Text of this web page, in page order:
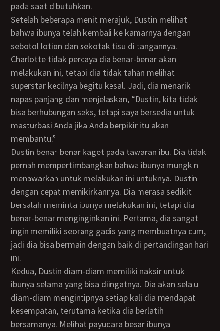
pada saat dibutuhkan.
Setelah beberapa menit merajuk, Dustin melihat
bahwa ibunya telah kembali ke kamarnya dengan
sebotol lotion dan sekotak tisu di tangannya.
Charlotte tidak percaya dia benar-benar akan
melakukan ini, tetapi dia tidak tahan melihat
superstar kecilnya begitu kesal. Jadi, dia menarik
napas panjang dan menjelaskan, “Dustin, kita tidak
bisa berhubungan seks, tetapi saya bersedia untuk
masturbasi Anda jika Anda berpikir itu akan
membantu.”
Dustin benar-benar kaget pada tawaran ibu. Dia tidak
pernah mempertimbangkan bahwa ibunya mungkin
menawarkan untuk melakukan ini untuknya. Dustin
dengan cepat memikirkannya. Dia merasa sedikit
bersalah meminta ibunya melakukan ini, tetapi dia
benar-benar menginginkan ini. Pertama, dia sangat
ingin memiliki seorang gadis yang membuatnya cum,
jadi dia bisa bermain dengan baik di pertandingan hari
ini.
Kedua, Dustin diam-diam memiliki naksir untuk
ibunya selama yang bisa diingatnya. Dia akan selalu
diam-diam mengintipnya setiap kali dia mendapat
kesempatan, terutama ketika dia berlatih
bersamanya. Melihat payudara besar ibunya